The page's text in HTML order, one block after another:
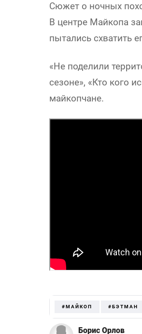
Сюжет о ночных
В центре Майкопа
пытались схватить
«Не поделили
сезоне», «Кто кого
майкопчане.
#МАЙКОП #БЭТМАН
Борис Орлов